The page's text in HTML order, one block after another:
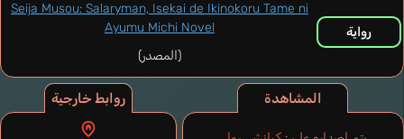
المشاهدة
رواية
Seija Musou: Salaryman, Isekai de Ikinokoru Tame ni
Ayumu Michi Novel
(المصدر)
روابط خارجية